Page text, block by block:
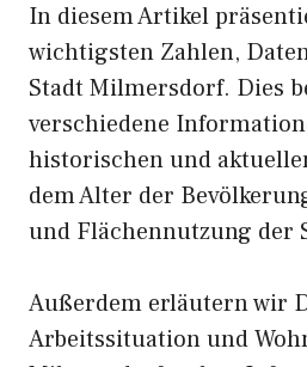
In diesem Artikel
wichtigsten Zahlen,
Stadt Milmersdorf. Dies
verschiedene
historischen und
dem Alter der
und Flächennutzung der
Außerdem erläutern wir
Arbeitssituation und